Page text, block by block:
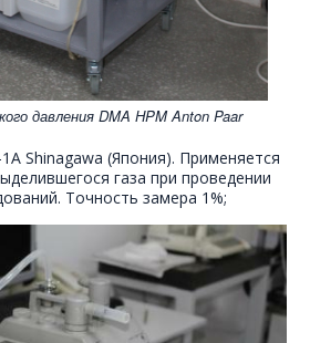
давления DMA HPM Anton Paar
1А Shinagawa (Япония). Применяется
газа при проведении
Точность замера 1%;